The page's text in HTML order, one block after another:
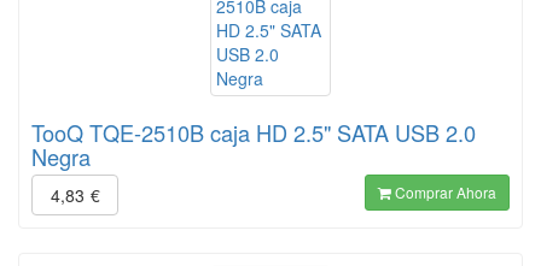
TooQ TQE-2510B caja HD 2.5" SATA USB 2.0
Negra
4,83 € Comprar Ahora